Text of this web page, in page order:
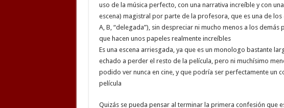
uso de la música perfecto, con una narrativa increíble y con
escena) magistral por parte de la profesora, que es una de
A, B, “delegada”), sin despreciar ni mucho menos a los
que hacen unos papeles realmente increíbles
Es una escena arriesgada, ya que es un monologo bastante
echado a perder el resto de la película, pero ni muchísimo
podido ver nunca en cine, y que podría ser perfectamente un
película
Quizás se pueda pensar al terminar la primera confesión que